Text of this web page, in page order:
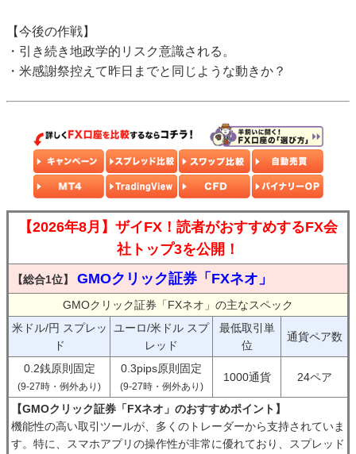
【今後の作戦】
・引き続き地政学的リスク意識される。
・米感謝祭控えて昨日までと同じような動きか？
【2026年8月】ザイFX！読者がおすすめするFX会
社トップ3を公開！
【総合1位】 GMOクリック証券「FXネオ」
GMOクリック証券「FXネオ」の主なスペック
米ドル/円 スプレッ
ド
ユーロ/米ドル スプ
レッド
最低取引単
位
通貨ペア数
0.2銭原則固定
(9-27時・例外あり)
0.3pips原則固定
(9-27時・例外あり)
1000通貨 24ペア
【GMOクリック証券「FXネオ」のおすすめポイント】
機能性の高い取引ツールが、多くのトレーダーから支持されていま
す。特に、スマホアプリの操作性が非常に優れており、スプレッド